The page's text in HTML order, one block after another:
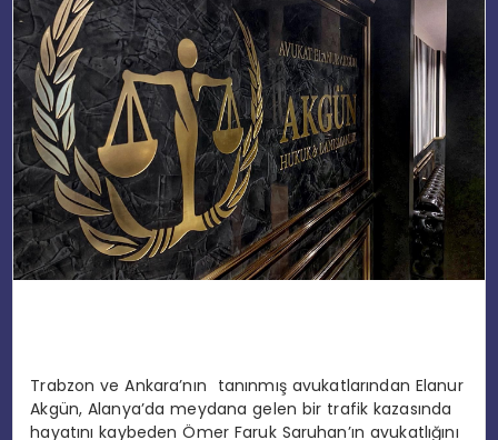
SPOR
YAŞAM
Trabzon ve Ankara’nın tanınmış avukatlarından Elanur
Akgün, Alanya’da meydana gelen bir trafik kazasında
hayatını kaybeden Ömer Faruk Saruhan’ın avukatlığını